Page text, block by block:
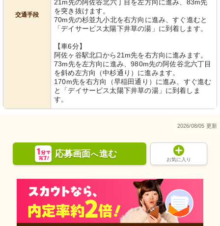
交通手段
21m先の阿佐谷北六丁目を左方向に進み、83m先
を突き抜けます。
70m先の杉並九小北を右方向に進み、すぐ進むと
「デイサービス太陽下井草の湯」に到着します。
【車6分】
阿佐ヶ谷駅北口から21m先を右方向に進みます。
73m先を左方向に進み、980m先の阿佐谷北六丁目
を斜め左方向（中杉通り）に進みます。
170m先を右方向（早稲田通り）に進み、すぐ進む
と「デイサービス太陽下井草の湯」に到着しま
す。
2026/08/05 更新
応募画面へ進む
お気に入り